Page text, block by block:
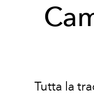
Tutta la